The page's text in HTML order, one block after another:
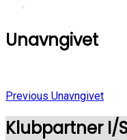
Unavngivet
Previous
Previous Unavngivet
Klubpartner I/